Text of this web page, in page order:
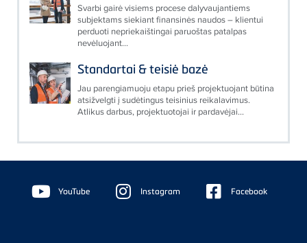
Svarbi gairė visiems procese dalyvaujantiems
subjektams siekiant finansinės naudos – klientui
perduoti nepriekaištingai paruoštas patalpas
nevėluojant...
Standartai & teisiė bazė
Jau parengiamuoju etapu prieš projektuojant būtina
atsižvelgti į sudėtingus teisinius reikalavimus.
Atlikus darbus, projektuotojai ir pardavėjai...
Floating
Sidebar YouTube Instagram Facebook